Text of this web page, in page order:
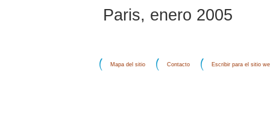
Paris, enero 2005
Mapa del sitio Contacto Escribir para el sitio